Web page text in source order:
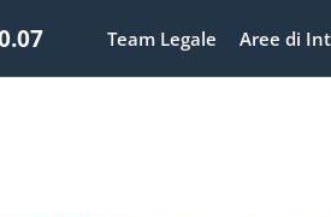
Team Legale Aree di